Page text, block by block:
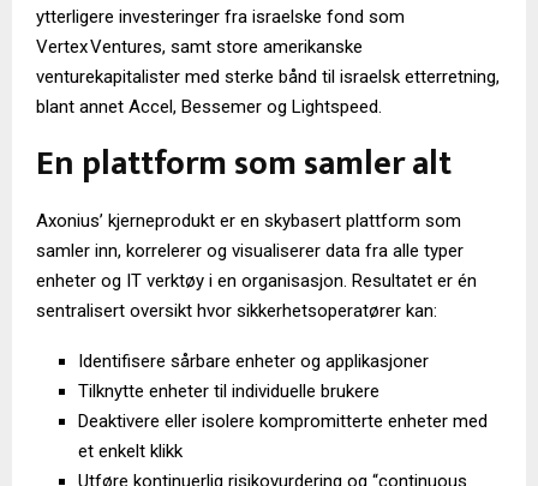
ytterligere investeringer fra israelske fond som
Vertex Ventures, samt store amerikanske
venturekapitalister med sterke bånd til israelsk etterretning,
blant annet Accel, Bessemer og Lightspeed.
En plattform som samler alt
Axonius’ kjerneprodukt er en skybasert plattform som
samler inn, korrelerer og visualiserer data fra alle typer
enheter og IT verktøy i en organisasjon. Resultatet er én
sentralisert oversikt hvor sikkerhetsoperatører kan:
Identifisere sårbare enheter og applikasjoner
Tilknytte enheter til individuelle brukere
Deaktivere eller isolere kompromitterte enheter med
et enkelt klikk
Utføre kontinuerlig risikovurdering og “continuous